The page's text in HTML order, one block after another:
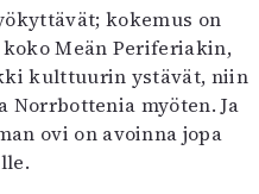
kokemus on
Meän Periferiakin,
kulttuurin ystävät, niin
myöten. Ja
ovi on avoinna jopa